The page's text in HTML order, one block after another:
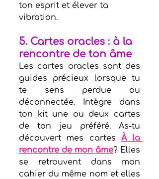
ton esprit et élever ta
vibration.
5. Cartes oracles : à la
rencontre de ton âme
Les cartes oracles sont des
guides précieux lorsque tu
te sens perdue ou
déconnectée. Intègre dans
ton kit une ou deux cartes
de ton jeu préféré. As-tu
découvert mes cartes À la
rencontre de mon âme? Elles
se retrouvent dans mon
cahier du même nom et elles